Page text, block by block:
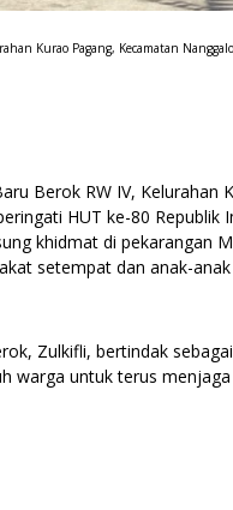
Kurao Pagang, Kecamatan
Berok RW IV, Kelurahan
HUT ke-80 Republik
khidmat di pekarangan
setempat dan anak-
Zulkifli, bertindak
warga untuk terus